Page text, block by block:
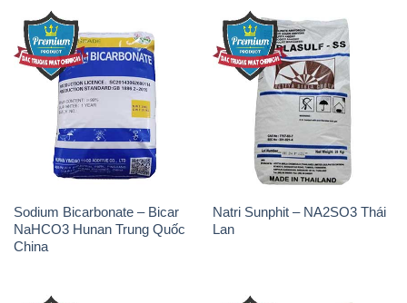
Sodium Bicarbonate – Bicar
NaHCO3 Hunan Trung Quốc
China
Natri Sunphit – NA2SO3 Thái
Lan